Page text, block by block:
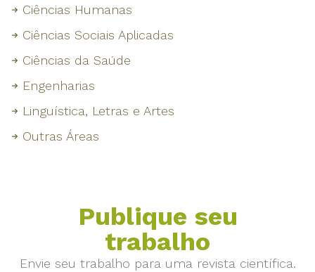
Ciências Humanas
Ciências Sociais Aplicadas
Ciências da Saúde
Engenharias
Linguística, Letras e Artes
Outras Áreas
Publique seu
trabalho
Envie seu trabalho para uma revista científica.